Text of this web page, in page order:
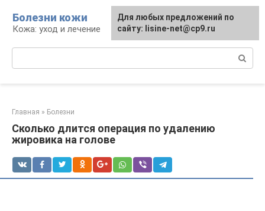
контенту
Болезни кожи
Кожа: уход и лечение
Главная » Болезни
Сколько длится операция по удалению
жировика на голове
Для любых предложений по
сайту: lisine-net@cp9.ru